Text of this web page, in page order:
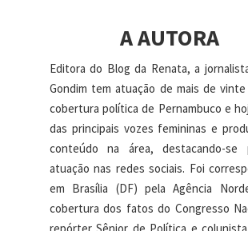
A AUTORA
Editora do Blog da Renata, a
Gondim tem atuação de mais de
cobertura política de Pernambuco e
das principais vozes femininas e
conteúdo na área, destacando-se
atuação nas redes sociais. Foi
em Brasília (DF) pela Agência
cobertura dos fatos do Congresso
repórter Sênior de Política e